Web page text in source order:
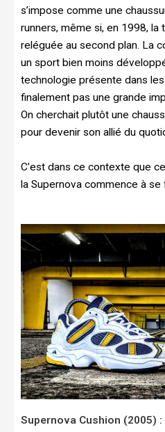
s’impose comme une
runners, même si, en 1998,
reléguée au second plan. La
un sport bien moins développé
technologie présente dans les
finalement pas une grande
On cherchait plutôt une
pour devenir son allié du
C’est dans ce contexte que
la Supernova commence à se
Supernova Cushion (2005)